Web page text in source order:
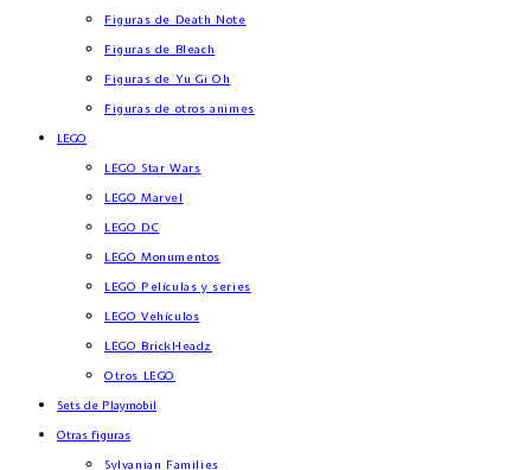
Figuras de Death Note
Figuras de Bleach
Figuras de Yu Gi Oh
Figuras de otros animes
LEGO
LEGO Star Wars
LEGO Marvel
LEGO DC
LEGO Monumentos
LEGO Películas y series
LEGO Vehículos
LEGO BrickHeadz
Otros LEGO
Sets de Playmobil
Otras figuras
Sylvanian Families